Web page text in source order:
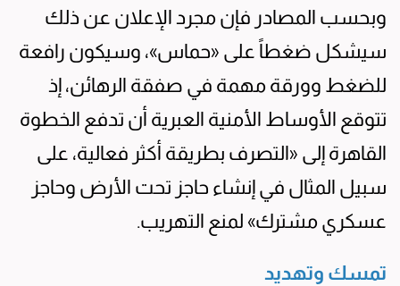
وبحسب المصادر فإن مجرد الإعلان عن ذلك
سيشكل ضغطاً على «حماس»، وسيكون رافعة
للضغط وورقة مهمة في صفقة الرهائن، إذ
تتوقع الأوساط الأمنية العبرية أن تدفع الخطوة
القاهرة إلى «التصرف بطريقة أكثر فعالية، على
سبيل المثال في إنشاء حاجز تحت الأرض وحاجز
عسكري مشترك» لمنع التهريب.
تمسك وتهديد